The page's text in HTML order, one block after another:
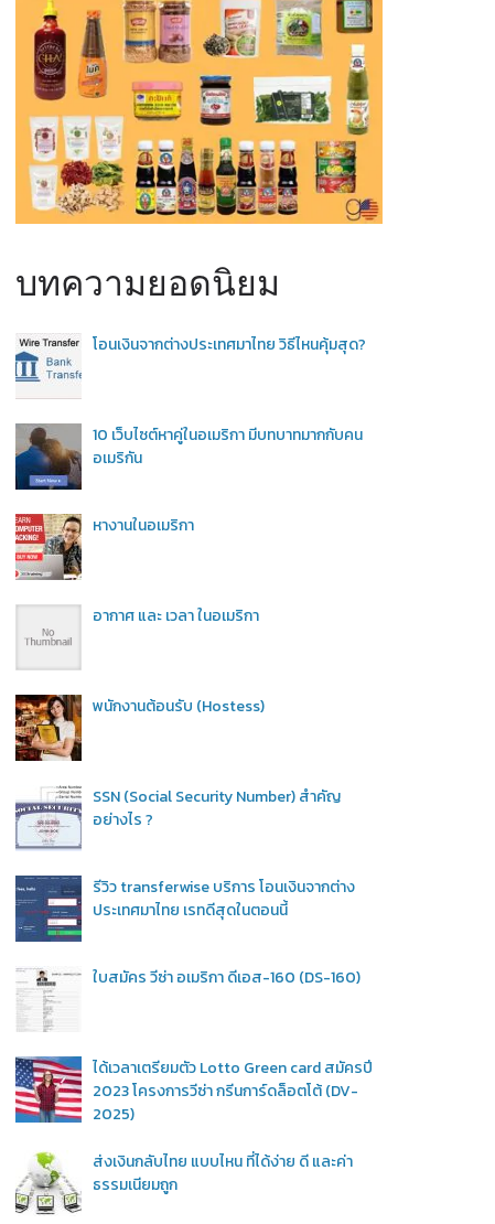
บทความยอดนิยม
โอนเงินจากต่างประเทศมาไทย วิธีไหนคุ้มสุด?
10 เว็บไซต์หาคู่ในอเมริกา มีบทบาทมากกับคน
อเมริกัน
หางานในอเมริกา
อากาศ และ เวลา ในอเมริกา
พนักงานต้อนรับ (Hostess)
SSN (Social Security Number) สำคัญ
อย่างไร ?
รีวิว transferwise บริการ โอนเงินจากต่าง
ประเทศมาไทย เรทดีสุดในตอนนี้
ใบสมัคร วีซ่า อเมริกา ดีเอส-160 (DS-160)
ได้เวลาเตรียมตัว Lotto Green card สมัครปี
2023 โครงการวีซ่า กรีนการ์ดล็อตโต้ (DV-
2025)
ส่งเงินกลับไทย แบบไหน ที่ได้ง่าย ดี และค่า
ธรรมเนียมถูก